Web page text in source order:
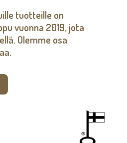
tuotteille on
vuonna 2019, jota
Olemme osa